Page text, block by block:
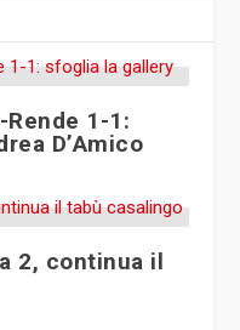
Rende 1-1:
D’Amico
2, continua il